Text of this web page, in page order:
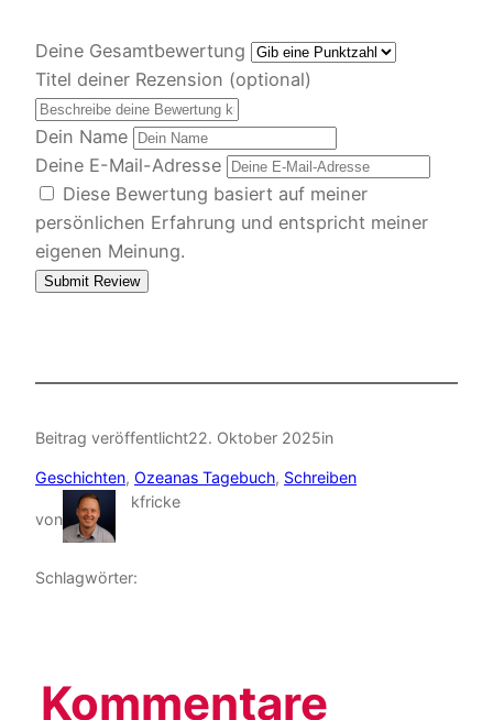
Deine Gesamtbewertung
Titel deiner Rezension (optional)
Dein Name
Deine E-Mail-Adresse
Diese Bewertung basiert auf meiner
persönlichen Erfahrung und entspricht meiner
eigenen Meinung.
Submit Review
Beitrag veröffentlicht22. Oktober 2025in
Geschichten, Ozeanas Tagebuch, Schreiben
von
kfricke
Schlagwörter:
Kommentare